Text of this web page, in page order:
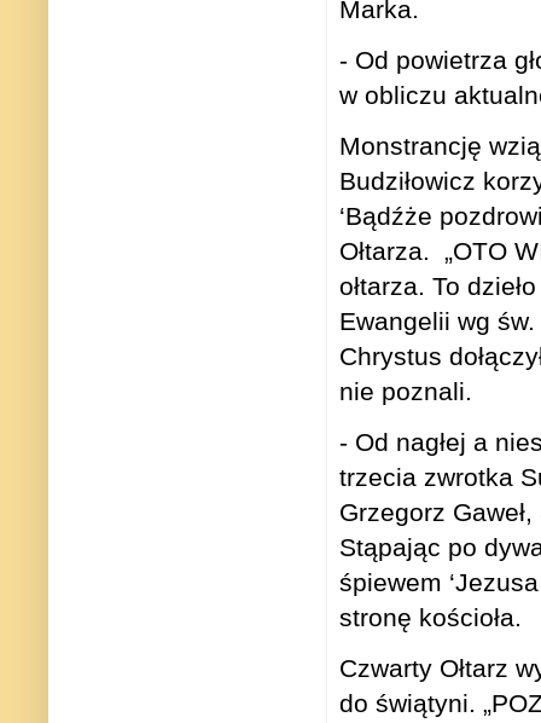
Marka.
- Od powietrza
w obliczu
Monstrancję
Budziłowicz
‘Bądźże
Ołtarza. „OTO
ołtarza. To
Ewangelii wg
Chrystus
nie poznali.
- Od nagłej a
trzecia zwrotka
Grzegorz
Stąpając po
śpiewem
stronę kościoła.
Czwarty Ołtarz
do świątyni.